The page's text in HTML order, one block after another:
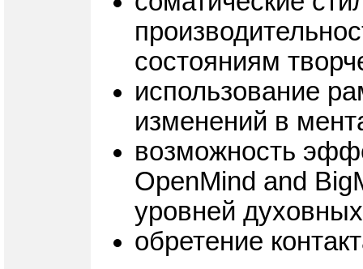
состояниям
использование
изменений в
возможность
OpenMind and
уровней
обретение